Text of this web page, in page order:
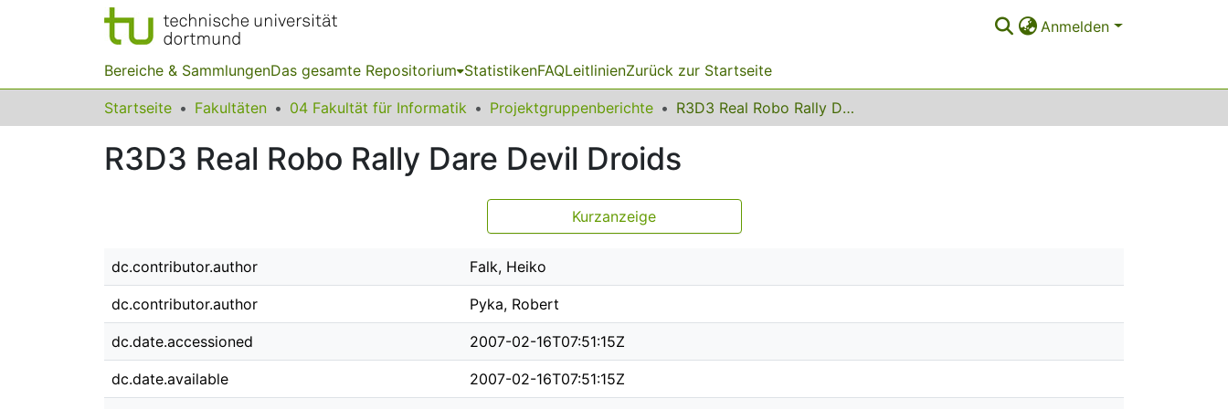
Anmelden
Bereiche & SammlungenDas gesamte Repositorium StatistikenFAQLeitlinienZurück zur Startseite
Startseite Fakultäten 04 Fakultät für Informatik Projektgruppenberichte R3D3 Real Robo Rally Dare Devil Droids
R3D3 Real Robo Rally Dare Devil Droids
Kurzanzeige
dc.contributor.author Falk, Heiko
dc.contributor.author Pyka, Robert
dc.date.accessioned 2007-02-16T07:51:15Z
dc.date.available 2007-02-16T07:51:15Z